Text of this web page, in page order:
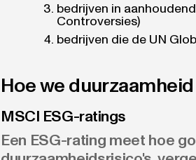
bedrijven in
Controversies)
bedrijven die de UN
Hoe we
MSCI ESG-ratings
Een ESG-rating meet hoe